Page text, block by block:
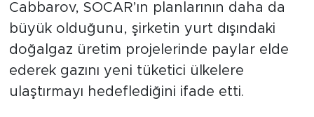
Cabbarov, SOCAR’ın planlarının daha da
büyük olduğunu, şirketin yurt dışındaki
doğalgaz üretim projelerinde paylar elde
ederek gazını yeni tüketici ülkelere
ulaştırmayı hedeflediğini ifade etti.